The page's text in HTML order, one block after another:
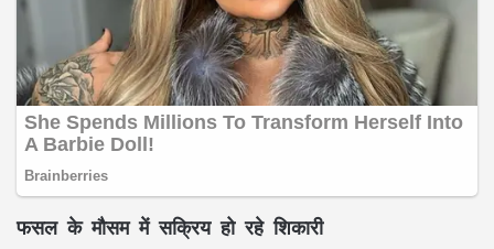
फसल के मौसम में सक्रिय हो रहे शिकारी